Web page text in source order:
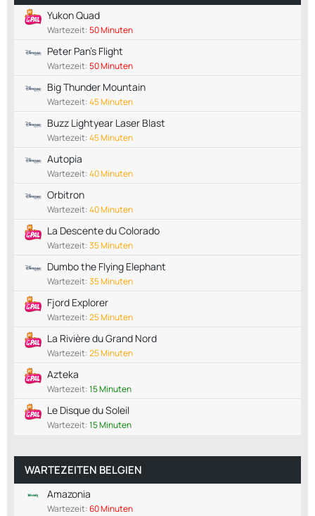
Yukon Quad
Wartezeit:50 Minuten
Peter Pan's Flight
Wartezeit:50 Minuten
Big Thunder Mountain
Wartezeit:45 Minuten
Buzz Lightyear Laser Blast
Wartezeit:45 Minuten
Autopia
Wartezeit:40 Minuten
Orbitron
Wartezeit:40 Minuten
La Descente du Colorado
Wartezeit:35 Minuten
Dumbo the Flying Elephant
Wartezeit:35 Minuten
Fjord Explorer
Wartezeit:25 Minuten
La Rivière du Grand Nord
Wartezeit:25 Minuten
Azteka
Wartezeit:15 Minuten
Le Disque du Soleil
Wartezeit:15 Minuten
WARTEZEITEN BELGIEN
Amazonia
Wartezeit:60 Minuten